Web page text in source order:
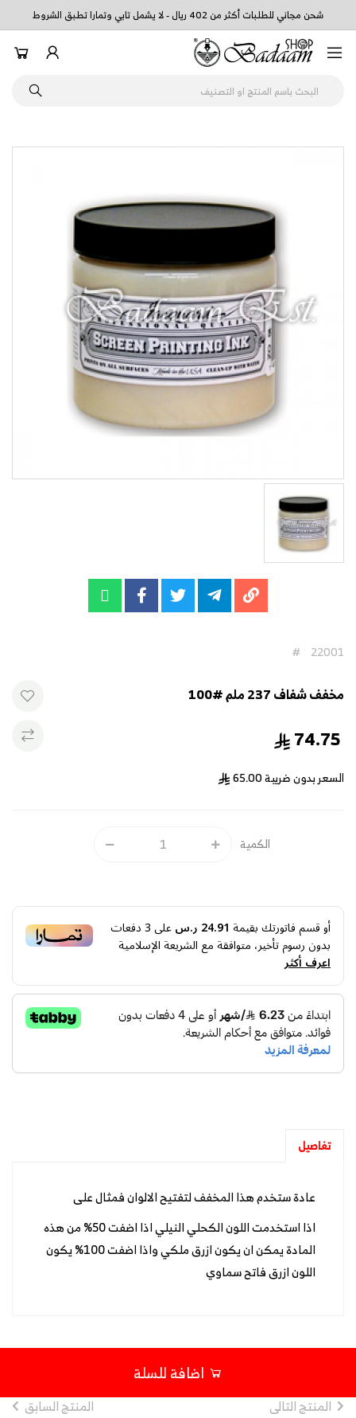
شحن مجاني للطلبات أكثر من 402 ريال - لا يشمل تابي وتمارا تطبق الشروط
22001
#
مخفف شفاف 237 ملم #100
74.75
السعر بدون ضريبة65.00
الكمية
أو قسم فاتورتك بقيمة 24.91 ر.س على3دفعات
بدون رسوم تأخير، متوافقة مع الشريعة الإسلامية
اعرف أكثر
تفاصيل
عادة ستخدم هذا المخفف لتفتيح الالوان فمثال على
اذا استخدمت اللون الكحلي النيلي اذا اضفت 50% من هذه
المادة يمكن ان يكون ازرق ملكي واذا اضفت 100% يكون
اللون ازرق فاتح سماوي
اضافة للسلة
المنتج التالى المنتج السابق